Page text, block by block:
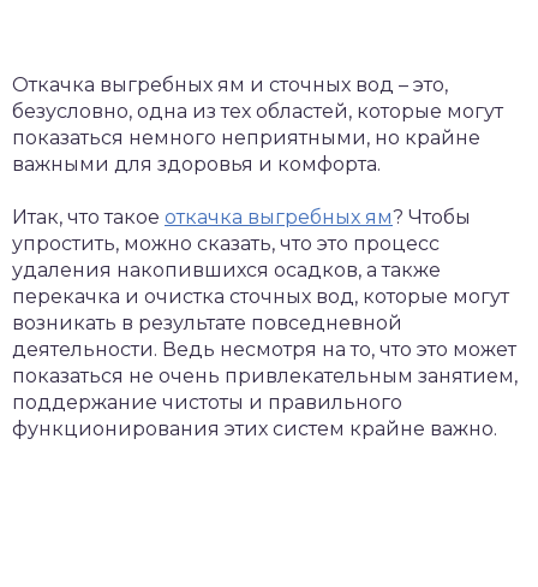
Откачка выгребных ям и сточных вод – это,
безусловно, одна из тех областей, которые могут
показаться немного неприятными, но крайне
важными для здоровья и комфорта.
Итак, что такое откачка выгребных ям? Чтобы
упростить, можно сказать, что это процесс
удаления накопившихся осадков, а также
перекачка и очистка сточных вод, которые могут
возникать в результате повседневной
деятельности. Ведь несмотря на то, что это может
показаться не очень привлекательным занятием,
поддержание чистоты и правильного
функционирования этих систем крайне важно.